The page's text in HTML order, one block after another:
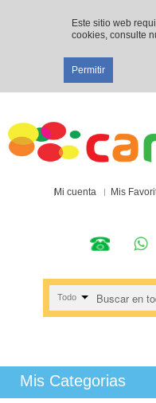
Este sitio web
cookies, consulte
Permitir
Mi cuenta Mis
Todo
Mis Categorias